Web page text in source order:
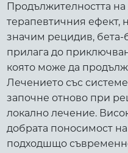
Продължителността
терапевтичния ефект,
значим рецидив, бета-
прилага до
която може да
Лечението със
започне отново при
локално лечение.
добрата поносимост
подходшщо